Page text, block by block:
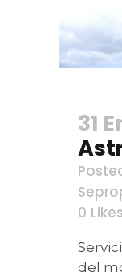
31
0 Likes
del